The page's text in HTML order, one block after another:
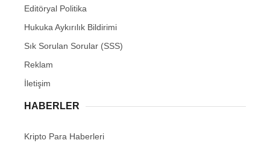
Editöryal Politika
Hukuka Aykırılık Bildirimi
Sık Sorulan Sorular (SSS)
Reklam
İletişim
HABERLER
Kripto Para Haberleri